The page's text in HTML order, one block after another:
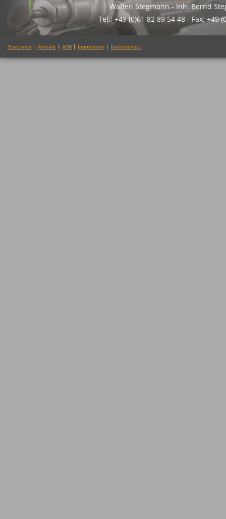
Waffen Stegmann - Inh. Bernd
Tel.: +49 (0)61 82 89 54 48 - Fax: +49
Startseite | Kontakt | AGB | Impressum | Datenschutz